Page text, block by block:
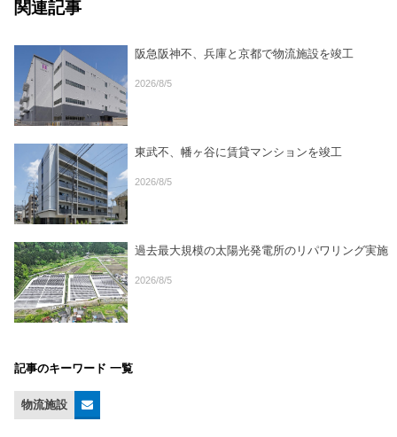
関連記事
阪急阪神不、兵庫と京都で物流施設を竣工
2026/8/5
東武不、幡ヶ谷に賃貸マンションを竣工
2026/8/5
過去最大規模の太陽光発電所のリパワリング実施
2026/8/5
記事のキーワード 一覧
物流施設